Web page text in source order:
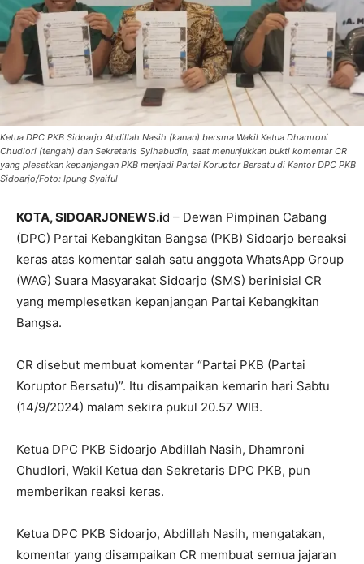
Ketua DPC PKB Sidoarjo Abdillah Nasih (kanan) bersma Wakil Ketua Dhamroni
Chudlori (tengah) dan Sekretaris Syihabudin, saat menunjukkan bukti komentar CR
yang plesetkan kepanjangan PKB menjadi Partai Koruptor Bersatu di Kantor DPC PKB
Sidoarjo/Foto: Ipung Syaiful
KOTA, SIDOARJONEWS.id – Dewan Pimpinan Cabang
(DPC) Partai Kebangkitan Bangsa (PKB) Sidoarjo bereaksi
keras atas komentar salah satu anggota WhatsApp Group
(WAG) Suara Masyarakat Sidoarjo (SMS) berinisial CR
yang memplesetkan kepanjangan Partai Kebangkitan
Bangsa.
CR disebut membuat komentar “Partai PKB (Partai
Koruptor Bersatu)”. Itu disampaikan kemarin hari Sabtu
(14/9/2024) malam sekira pukul 20.57 WIB.
Ketua DPC PKB Sidoarjo Abdillah Nasih, Dhamroni
Chudlori, Wakil Ketua dan Sekretaris DPC PKB, pun
memberikan reaksi keras.
Ketua DPC PKB Sidoarjo, Abdillah Nasih, mengatakan,
komentar yang disampaikan CR membuat semua jajaran